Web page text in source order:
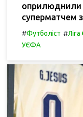
оприлюднили
суперматчем
#Футболіст #
УЄФА